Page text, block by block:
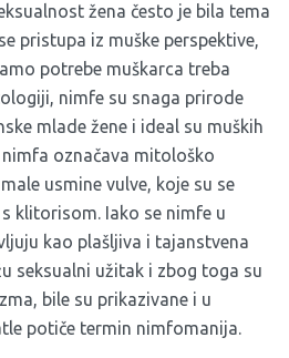
žena često je bila tema
pristupa iz muške perspektive,
potrebe muškarca treba
nimfe su snaga prirode
mlade žene i ideal su muških
označava mitološko
usmine vulve, koje su se
klitorisom. Iako se nimfe u
kao plašljiva i tajanstvena
seksualni užitak i zbog toga su
bile su prikazivane i u
potiče termin nimfomanija.